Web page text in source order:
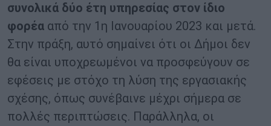
συνολικά δύο έτη υπηρεσίας στον ίδιο
φορέα από την 1η Ιανουαρίου 2023 και μετά.
Στην πράξη, αυτό σημαίνει ότι οι Δήμοι δεν
θα είναι υποχρεωμένοι να προσφεύγουν σε
εφέσεις με στόχο τη λύση της εργασιακής
σχέσης, όπως συνέβαινε μέχρι σήμερα σε
πολλές περιπτώσεις. Παράλληλα, οι